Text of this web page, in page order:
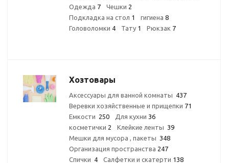
Одежда 7 Чешки 2
Подкладка на стол 1 гигиена 8
Головоломки 4 Тату 1 Рюкзак 7
Хозтовары
Аксессуары для ванной комнаты 437
Веревки хозяйственные и прищепки 71
Емкости 250 Для кухни 36
косметички 2 Клейкие ленты 39
Мешки для мусора , пакеты 348
Организация пространства 247
Спички 4 Салфетки и скатерти 138